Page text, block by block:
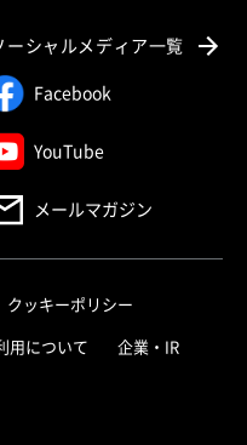
ーシャルメディア一覧
Facebook
YouTube
メールマガジン
クッキーポリシー
用について 企業・IR